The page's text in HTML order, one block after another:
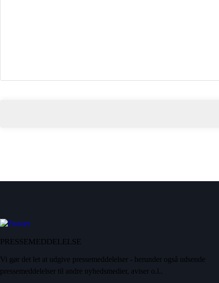
PRESSEMEDDELELSE
Vi gør det let at udgive pressemeddelelser - herunder også udsende
pressemeddelelser til andre nyhedsmedier, aviser o.l..